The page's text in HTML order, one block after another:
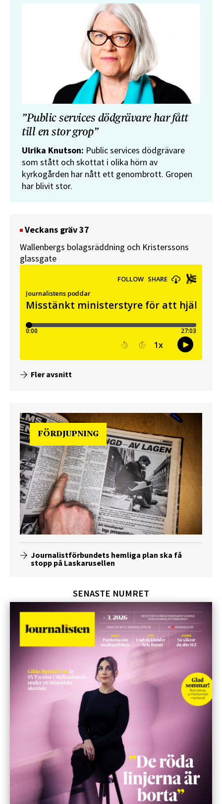
”Public services dödgrävare har fått
till en stor grop”
Ulrika Knutson: Public services dödgrävare
som stått och skottat i olika hörn av
kyrkogården har nått ett genombrott. Gropen
har blivit stor.
Veckans gräv 37
Wallenbergs bolagsräddning och Kristerssons
glassgate
Fler avsnitt
FÖRDJUPNING
Journalistförbundets hemliga plan ska få
stopp på Laskarusellen
SENASTE NUMRET